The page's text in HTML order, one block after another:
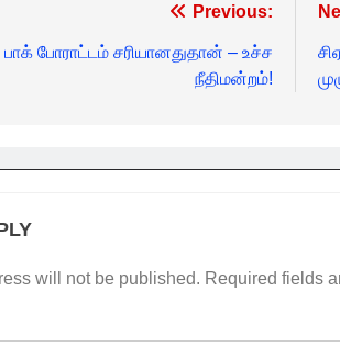
Previous:
போராட்டம் சரியானதுதான் – உச்ச
நீதிமன்றம்!
will not be published. Required fields